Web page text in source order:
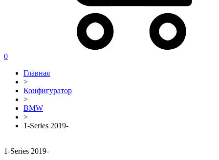
0
Главная
>
Конфигуратор
>
BMW
>
1-Series 2019-
1-Series 2019-